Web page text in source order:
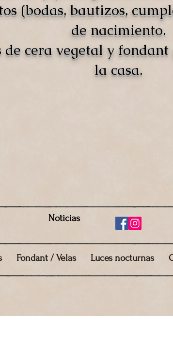
(bodas, bautizos,
de nacimiento.
de cera vegetal y
la casa.
Noticias
Fondant / Velas Luces nocturnas